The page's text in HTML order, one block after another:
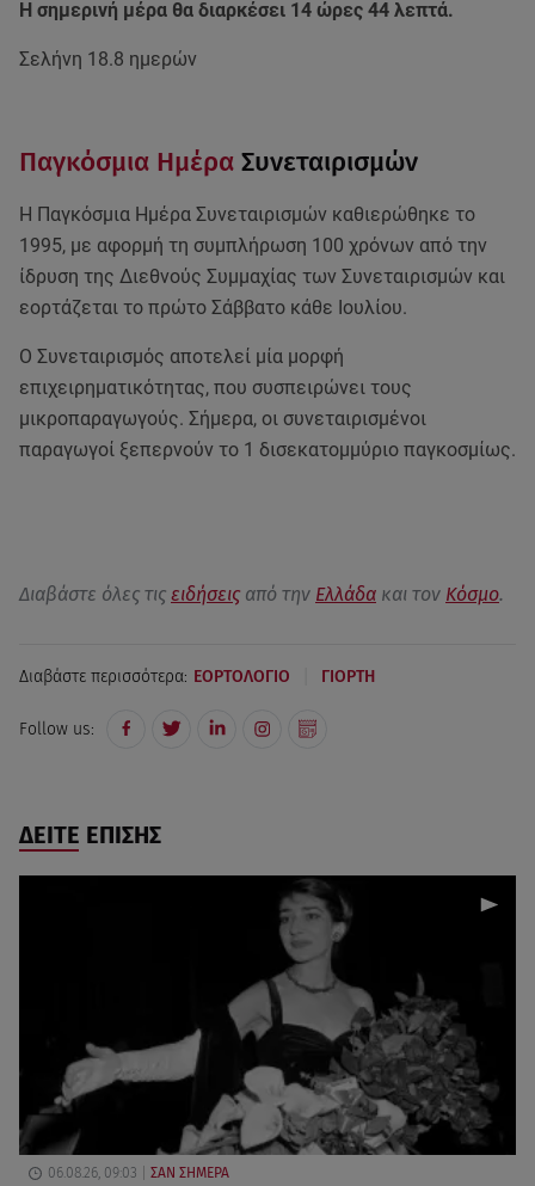
Η σημερινή μέρα θα διαρκέσει 14 ώρες 44 λεπτά.
Σελήνη 18.8 ημερών
Παγκόσμια Ημέρα Συνεταιρισμών
Η Παγκόσμια Ημέρα Συνεταιρισμών καθιερώθηκε το
1995, με αφορμή τη συμπλήρωση 100 χρόνων από την
ίδρυση της Διεθνούς Συμμαχίας των Συνεταιρισμών και
εορτάζεται το πρώτο Σάββατο κάθε Ιουλίου.
Ο Συνεταιρισμός αποτελεί μία μορφή
επιχειρηματικότητας, που συσπειρώνει τους
μικροπαραγωγούς. Σήμερα, οι συνεταιρισμένοι
παραγωγοί ξεπερνούν το 1 δισεκατομμύριο παγκοσμίως.
Διαβάστε όλες τις ειδήσεις από την Ελλάδα και τον Κόσμο.
Διαβάστε περισσότερα: ΕΟΡΤΟΛΟΓΙΟ ΓΙΟΡΤΗ
Follow us:
ΔΕΙΤΕ ΕΠΙΣΗΣ
06.08.26, 09:03 ΣΑΝ ΣΗΜΕΡΑ